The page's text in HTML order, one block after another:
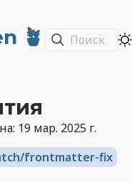
🪴 Поиск
19 мар. 2025 г.
frontmatter-fix